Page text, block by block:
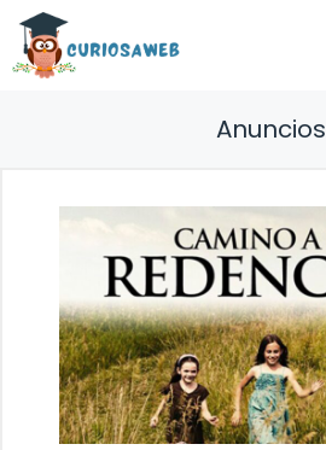
Saltar
contenido
Anuncios